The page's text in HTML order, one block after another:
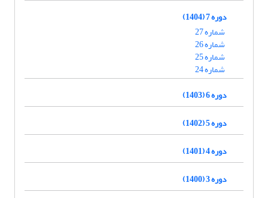
دوره 7 (1404)
شماره 27
شماره 26
شماره 25
شماره 24
دوره 6 (1403)
دوره 5 (1402)
دوره 4 (1401)
دوره 3 (1400)